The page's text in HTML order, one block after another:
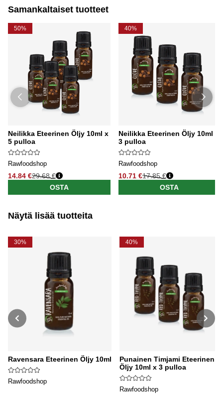
kysymyksiin yksinkertaisesti ja innostavasti.
Samankaltaiset tuotteet
50%
Neilikka Eteerinen Öljy 10ml x
5 pulloa
Rawfoodshop
14.84 €29.68 €
OSTA
40%
Neilikka Eteerinen Öljy 10ml x
3 pulloa
Rawfoodshop
10.71 €17.85 €
OSTA
Näytä lisää tuotteita
30%
Ravensara Eteerinen Öljy 10ml
Rawfoodshop
40%
Punainen Timjami Eteerinen
Öljy 10ml x 3 pulloa
Rawfoodshop